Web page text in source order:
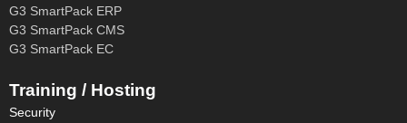
G3 SmartPack ERP
G3 SmartPack CMS
G3 SmartPack EC
Training / Hosting
Security